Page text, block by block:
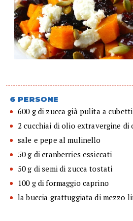
6 PERSONE
600 g di zucca già pulita a cubetti
2 cucchiai di olio extravergine di
sale e pepe al mulinello
50 g di cranberries essiccati
50 g di semi di zucca tostati
100 g di formaggio caprino
la buccia grattuggiata di mezzo